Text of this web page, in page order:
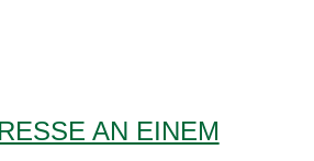
AN EINEM